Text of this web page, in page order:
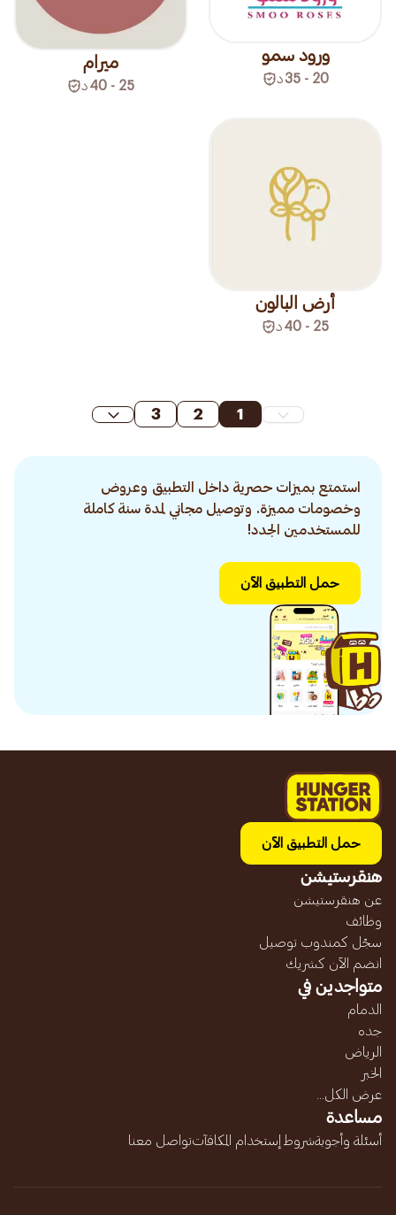
ورود سمو
20 - 35 د
ميرام
25 - 40 د
أرض البالون
25 - 40 د
1
2
3
استمتع بميزات حصرية داخل التطبيق وعروض
وخصومات مميزة. وتوصيل مجاني لمدة سنة كاملة
للمستخدمين الجدد!
حمل التطبيق الآن
حمل التطبيق الآن
هنقرستيشن
عن هنقرستيشن
وظائف
سجّل كمندوب توصيل
انضم الآن كشريك
متواجدين في
الدمام
جده
الرياض
الخبر
عرض الكل...
مساعدة
أسئلة وأجوبةشروط إستخدام المكافآتتواصل معنا